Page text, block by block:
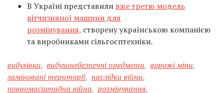
В Україні представили вже третю модель
вітчизняної машини для
розмінування, створену українською компанією
та виробниками сільгосптехніки.
вибухівки, вибухонебезпечні предмети, ворожі міни,
заміновані території, наслідки війни,
повномасштабна війна, розмінування,